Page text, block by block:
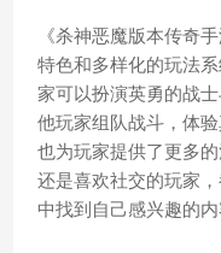
《杀神恶魔版本传奇
特色和多样化的玩法
家可以扮演英勇的战
他玩家组队战斗，体
也为玩家提供了更多
还是喜欢社交的玩家
中找到自己感兴趣的内